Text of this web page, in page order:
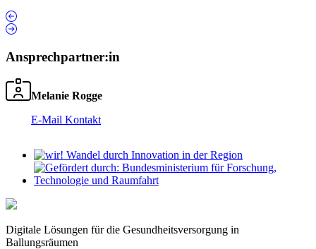
Ansprechpartner:in
Melanie Rogge
E-Mail Kontakt
Digitale Lösungen für die Gesundheitsversorgung in
Ballungsräumen